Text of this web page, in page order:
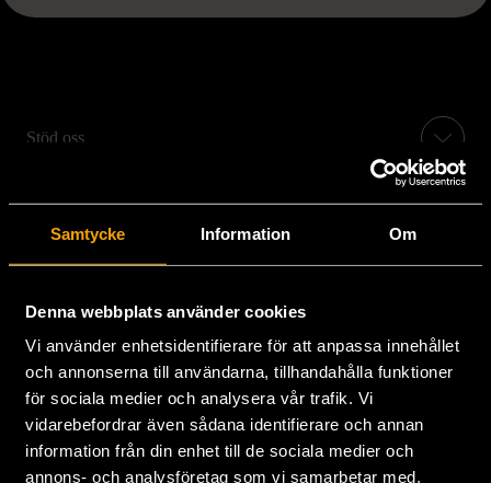
Samtycke Information Om
Denna webbplats använder cookies
Vi använder enhetsidentifierare för att anpassa innehållet
och annonserna till användarna, tillhandahålla funktioner
för sociala medier och analysera vår trafik. Vi
vidarebefordrar även sådana identifierare och annan
information från din enhet till de sociala medier och
annons- och analysföretag som vi samarbetar med.
Stöd oss
Hitta till oss
Handla second hand online